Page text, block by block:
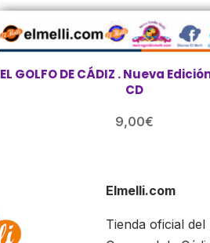
EL GOLFO DE CÁDIZ . Nueva Edición Formato
CD
9,00€
Elmelli.com
Tienda oficial del